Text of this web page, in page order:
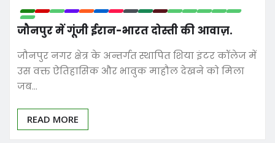
जौनपुर में गूंजी ईरान-भारत दोस्ती की आवाज़.
जौनपुर नगर क्षेत्र के अन्तर्गत स्थापित शिया इंटर कॉलेज में
उस वक्त ऐतिहासिक और भावुक माहौल देखने को मिला
जब…
READ MORE